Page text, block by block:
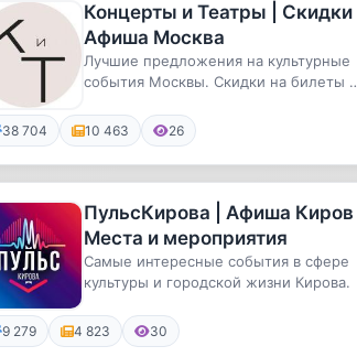
Концерты и Театры | Скидки |
Афиша Москва
Лучшие предложения на культурные
события Москвы. Скидки на билеты и
38 704 10 463 26
ПульсКирова | Афиша Киров |
Места и мероприятия
Самые интересные события в сфере
культуры и городской жизни Кирова.
9 279 4 823 30